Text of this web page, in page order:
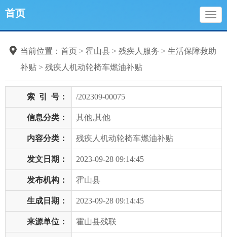
首页
当前位置： 首页 > 霍山县 > 残疾人服务 > 生活保障救助
补贴 > 残疾人机动轮椅车燃油补贴
索 引 号： /202309-00075
信息分类： 其他,其他
内容分类： 残疾人机动轮椅车燃油补贴
发文日期： 2023-09-28 09:14:45
发布机构： 霍山县
生成日期： 2023-09-28 09:14:45
来源单位： 霍山县残联